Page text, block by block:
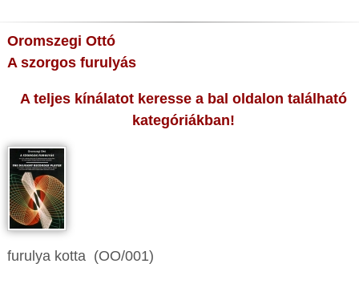
Oromszegi Ottó
A szorgos furulyás
A teljes kínálatot keresse a bal oldalon található
kategóriákban!
furulya kotta (OO/001)